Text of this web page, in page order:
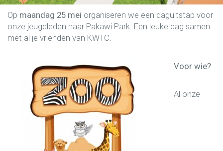
Op maandag 25 mei organiseren we een daguitstap voor
onze jeugdleden naar Pakawi Park. Een leuke dag samen
met al je vrienden van KWTC.
Voor wie?
Al onze